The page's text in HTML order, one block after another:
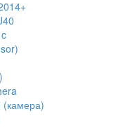
(камера)